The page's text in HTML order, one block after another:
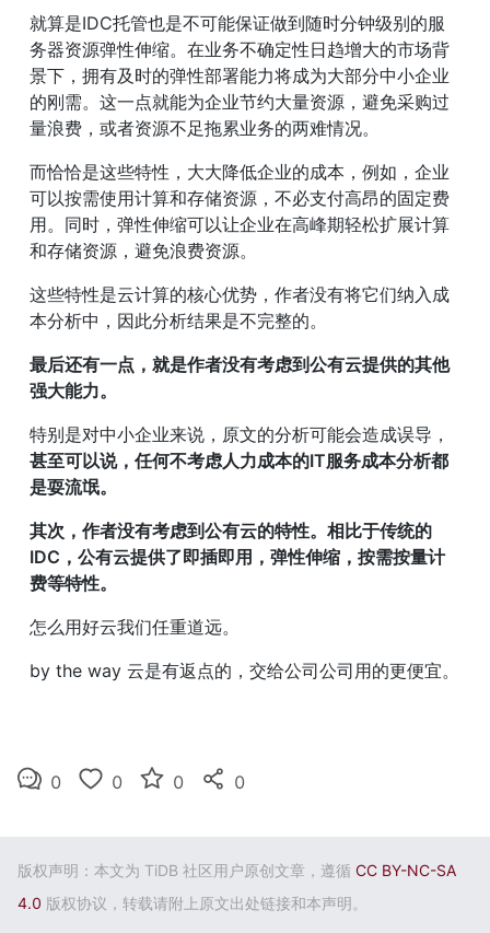
就算是IDC托管也是不可能保证做到随时分钟级别的服
务器资源弹性伸缩。在业务不确定性日趋增大的市场背
景下，拥有及时的弹性部署能力将成为大部分中小企业
的刚需。这一点就能为企业节约大量资源，避免采购过
量浪费，或者资源不足拖累业务的两难情况。
而恰恰是这些特性，大大降低企业的成本，例如，企业
可以按需使用计算和存储资源，不必支付高昂的固定费
用。同时，弹性伸缩可以让企业在高峰期轻松扩展计算
和存储资源，避免浪费资源。
这些特性是云计算的核心优势，作者没有将它们纳入成
本分析中，因此分析结果是不完整的。
最后还有一点，就是作者没有考虑到公有云提供的其他
强大能力。
特别是对中小企业来说，原文的分析可能会造成误导，
甚至可以说，任何不考虑人力成本的IT服务成本分析都
是耍流氓。
其次，作者没有考虑到公有云的特性。相比于传统的
IDC，公有云提供了即插即用，弹性伸缩，按需按量计
费等特性。
怎么用好云我们任重道远。
by the way 云是有返点的，交给公司公司用的更便宜。
0 0 0 0
版权声明：本文为 TiDB 社区用户原创文章，遵循 CC BY-NC-SA
4.0 版权协议，转载请附上原文出处链接和本声明。